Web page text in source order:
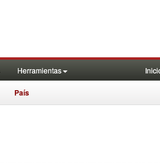
Herramientas
País